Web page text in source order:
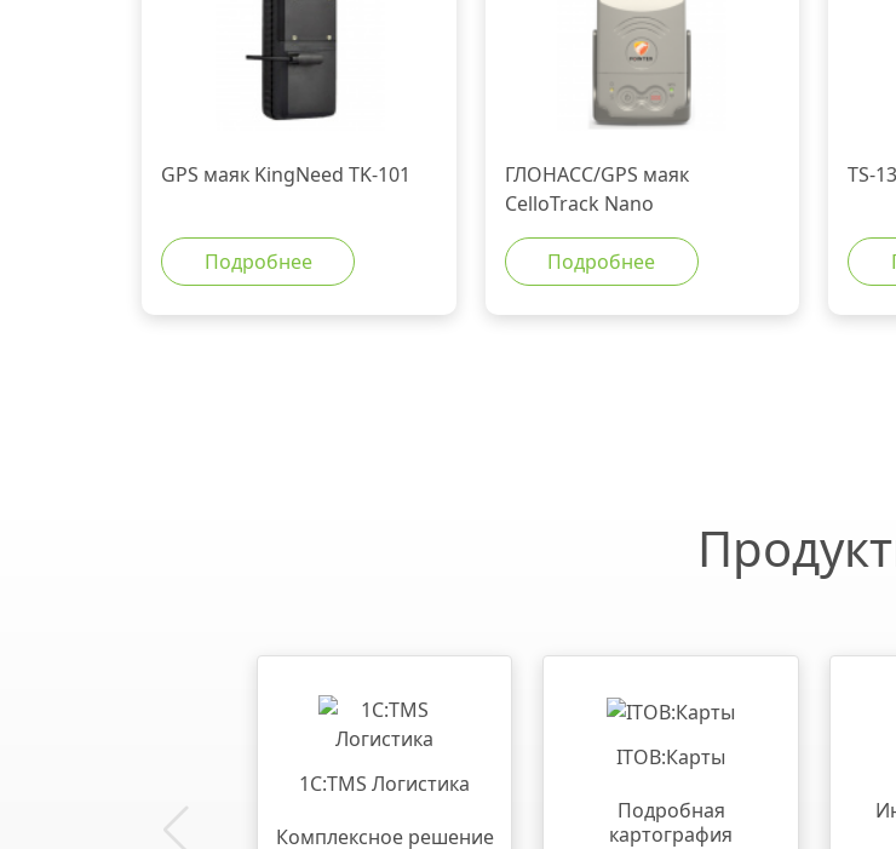
GPS маяк KingNeed TK-101
Подробнее
ГЛОНАСС/GPS маяк
CelloTrack Nano
Подробнее
TS-
1С:TMS Логистика
Комплексное решение
ITOB:Карты
Подробная
картография